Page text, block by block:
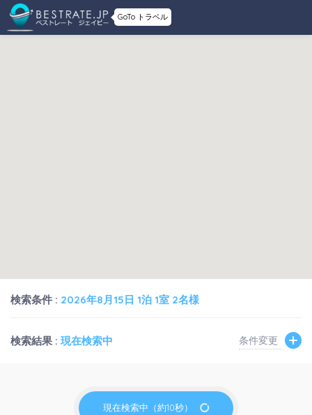
GoTo トラベル
検索条件 : 2026年8月15日 1泊 1室 2名様
検索結果 : 現在検索中 条件変更
現在検索中（約10秒）